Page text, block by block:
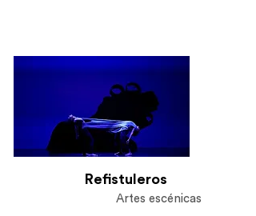
Distribución
Distribución, promoción y festivales.
Refistuleros
Artes escénicas